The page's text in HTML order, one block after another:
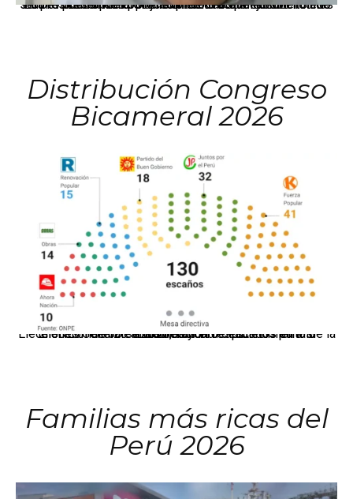
La presidenta Keiko Fujimori informó que la solicitud de indulto presentada por el expresidente Alejandro Toledo será evaluada por la Comisión de Gracias Presidenciales conforme al procedimiento establecido.
Distribución Congreso
Bicameral 2026
El JNE oficializó la distribución de escaños para la elección de 60 senadores y 130 diputados en las Elecciones Generales 2026, tras el restablecimiento de la Bicameralidad.
Familias más ricas del
Perú 2026